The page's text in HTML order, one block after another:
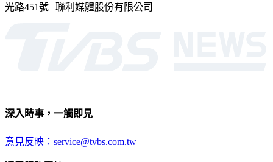
光路451號 | 聯利媒體股份有限公司
深入時事，一觸即見
意見反映：service@tvbs.com.tw